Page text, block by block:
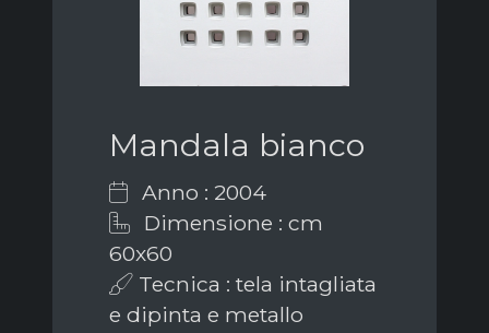
Mandala bianco
Anno : 2004
Dimensione : cm
60x60
Tecnica : tela intagliata
e dipinta e metallo